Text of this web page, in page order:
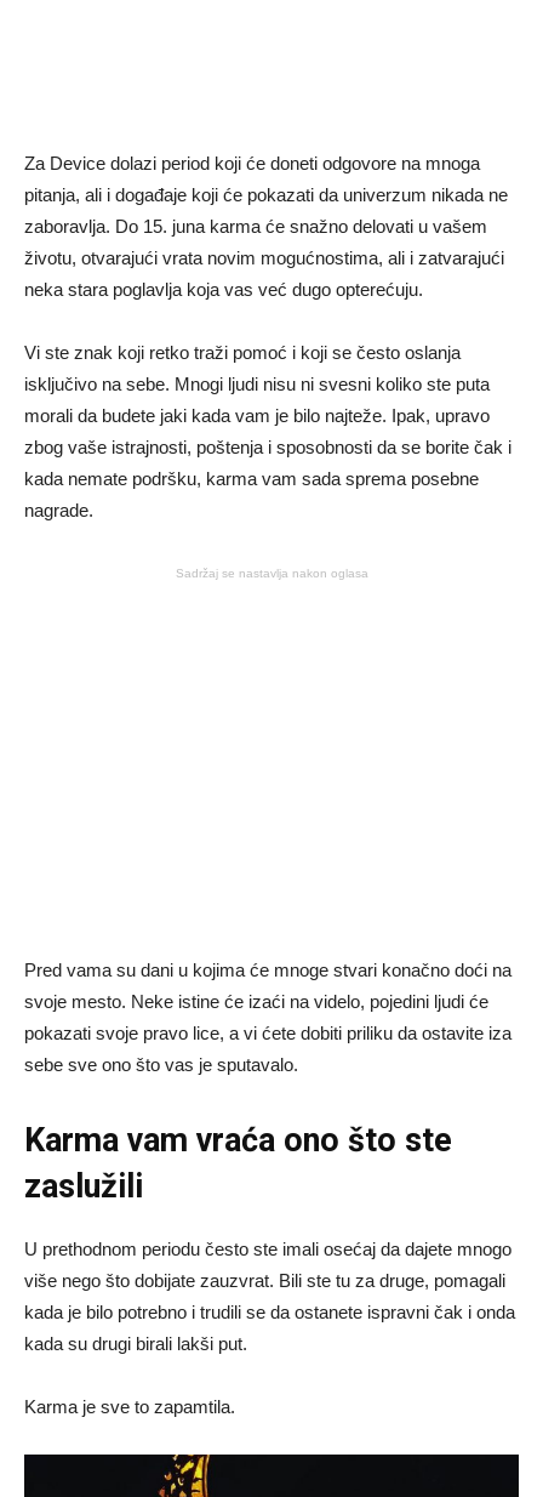
Za Device dolazi period koji će doneti odgovore na mnoga
pitanja, ali i događaje koji će pokazati da univerzum nikada ne
zaboravlja. Do 15. juna karma će snažno delovati u vašem
životu, otvarajući vrata novim mogućnostima, ali i zatvarajući
neka stara poglavlja koja vas već dugo opterećuju.
Vi ste znak koji retko traži pomoć i koji se često oslanja
isključivo na sebe. Mnogi ljudi nisu ni svesni koliko ste puta
morali da budete jaki kada vam je bilo najteže. Ipak, upravo
zbog vaše istrajnosti, poštenja i sposobnosti da se borite čak i
kada nemate podršku, karma vam sada sprema posebne
nagrade.
Sadržaj se nastavlja nakon oglasa
Pred vama su dani u kojima će mnoge stvari konačno doći na
svoje mesto. Neke istine će izaći na videlo, pojedini ljudi će
pokazati svoje pravo lice, a vi ćete dobiti priliku da ostavite iza
sebe sve ono što vas je sputavalo.
Karma vam vraća ono što ste
zaslužili
U prethodnom periodu često ste imali osećaj da dajete mnogo
više nego što dobijate zauzvrat. Bili ste tu za druge, pomagali
kada je bilo potrebno i trudili se da ostanete ispravni čak i onda
kada su drugi birali lakši put.
Karma je sve to zapamtila.